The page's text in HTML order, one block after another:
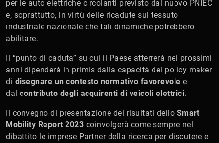
per le auto elettriche circolanti previsto dal nuovo PNIEC
e, soprattutto, in virtù delle ricadute sul tessuto
industriale nazionale che tali dinamiche potrebbero
abilitare.
Il “punto di caduta” su cui il Paese atterrerà nei prossimi
anni dipenderà in primis dalla capacità del policy maker
di disegnare un contesto normativo favorevole e
dal contributo degli acquirenti di veicoli elettrici.
Il convegno di presentazione dei risultati dello Smart
Mobility Report 2023 coinvolgerà come sempre nel
dibattito le imprese Partner della ricerca per discutere e